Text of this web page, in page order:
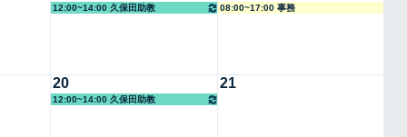
12:00~14:00 久保田助教 08:00~17:00 事務
20
12:00~14:00 久保田助教
21